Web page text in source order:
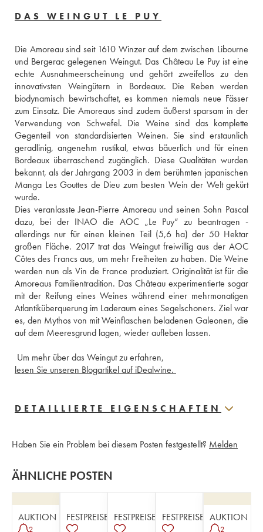
DAS WEINGUT LE PUY
Die Amoreau sind seit 1610 Winzer auf dem zwischen Libourne
und Bergerac gelegenen Weingut. Das Château Le Puy ist eine
echte Ausnahmeerscheinung und gehört zweifellos zu den
innovativsten Weingütern in Bordeaux. Die Reben werden
biodynamisch bewirtschaftet, es kommen niemals neue Fässer
zum Einsatz. Die Amoreaus sind zudem äußerst sparsam in der
Verwendung von Schwefel. Die Weine sind das komplette
Gegenteil von standardisierten Weinen. Sie sind erstaunlich
geradlinig, angenehm rustikal, etwas bäuerlich und für einen
Bordeaux überraschend zugänglich. Diese Qualitäten wurden
bekannt, als der Jahrgang 2003 in dem berühmten japanischen
Manga Les Gouttes de Dieu zum besten Wein der Welt gekürt
wurde.
Dies veranlasste Jean-Pierre Amoreau und seinen Sohn Pascal
dazu, bei der INAO die AOC „Le Puy“ zu beantragen -
allerdings nur für einen kleinen Teil (5,6 ha) der 50 Hektar
großen Fläche. 2017 trat das Weingut freiwillig aus der AOC
Côtes des Francs aus, um mehr Freiheiten zu haben. Die Weine
werden nun als Vin de France produziert. Originalität ist für die
Amoreaus Familientradition. Das Château experimentierte sogar
mit der Reifung eines Weines während einer mehrmonatigen
Atlantiküberquerung im Laderaum eines Segelschoners. Ziel war
es, den Mythos von mit Weinflaschen beladenen Galeonen, die
Um mehr über das Weingut zu erfahren,
DETAILLIERTE EIGENSCHAFTEN
Haben Sie ein Problem bei diesem Posten festgestellt? Melden
ÄHNLICHE POSTEN
AUKTION
2
FESTPREISE FESTPREISE FESTPREISE AUKTION
2